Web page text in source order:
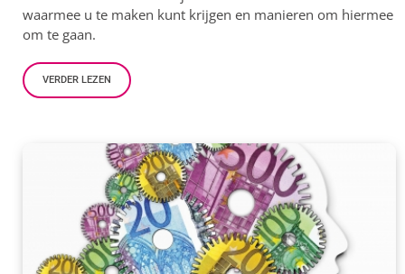
waarmee u te maken kunt krijgen en manieren om hiermee
om te gaan.
VERDER LEZEN